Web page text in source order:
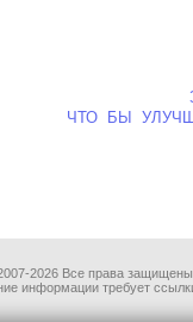
ЧТО БЫ
2026 Все права
информации требует